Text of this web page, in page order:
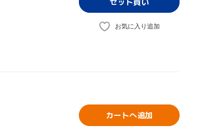
お気に入り追加
カートへ追加